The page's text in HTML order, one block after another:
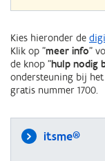
Kies hieronder de
Klik op "meer info"
de knop "hulp nodig
ondersteuning bij
gratis nummer 1700.
itsme®